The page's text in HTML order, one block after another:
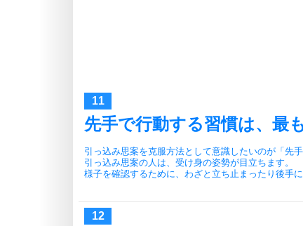
先手で行動する習慣は、最
引っ込み思案を克服方法として意識したいのが「先手
引っ込み思案の人は、受け身の姿勢が目立ちます。
様子を確認するために、わざと立ち止まったり後手